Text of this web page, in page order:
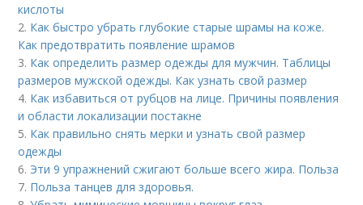
кислоты
2. Как быстро убрать глубокие старые шрамы на коже.
Как предотвратить появление шрамов
3. Как определить размер одежды для мужчин. Таблицы
размеров мужской одежды. Как узнать свой размер
4. Как избавиться от рубцов на лице. Причины появления
и области локализации постакне
5. Как правильно снять мерки и узнать свой размер
одежды
6. Эти 9 упражнений сжигают больше всего жира. Польза
7. Польза танцев для здоровья.